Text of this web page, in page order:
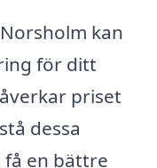
kan
för ditt
priset
dessa
en bättre